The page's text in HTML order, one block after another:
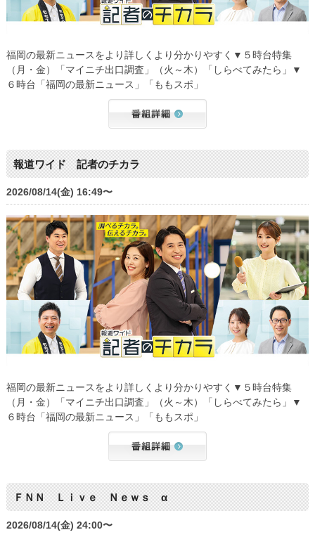
福岡の最新ニュースをより詳しくより分かりやすく▼５時台特集
（月・金）「マイニチ出口調査」（火～木）「しらべてみたら」▼
６時台「福岡の最新ニュース」「ももスポ」
報道ワイド 記者のチカラ
2026/08/14(金) 16:49〜
福岡の最新ニュースをより詳しくより分かりやすく▼５時台特集
（月・金）「マイニチ出口調査」（火～木）「しらべてみたら」▼
６時台「福岡の最新ニュース」「ももスポ」
ＦＮＮ Ｌｉｖｅ Ｎｅｗｓ α
2026/08/14(金) 24:00〜